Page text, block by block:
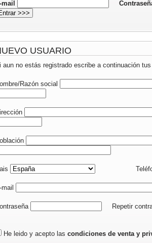
mail
USUARIO
aun no estás registrado escribe a continuación
Razón social
mail
Repetir
He leido y acepto las condiciones de venta y